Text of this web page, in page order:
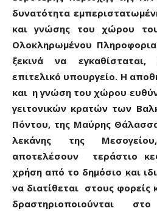
δυνατότητα
και γνώσης του χώρου
Ολοκληρωμένου
ξεκινά να
επιτελικό υπουργείο. Η
και η γνώση του χώρου
γειτονικών κρατών των
Πόντου, της Μαύρης
λεκάνης της
αποτελέσουν τεράστιο
χρήση από το δημόσιο και
να διατίθεται στους φορείς
δραστηριοποιούνται